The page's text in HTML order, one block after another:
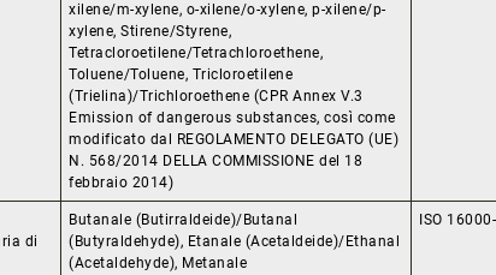
xilene/m-xylene, o-xilene/o-xylene, p-xilene/p-
xylene, Stirene/Styrene,
Tetracloroetilene/Tetrachloroethene,
Toluene/Toluene, Tricloroetilene
(Trielina)/Trichloroethene (CPR Annex V.3
Emission of dangerous substances, così come
modificato dal REGOLAMENTO DELEGATO (UE)
N. 568/2014 DELLA COMMISSIONE del 18
febbraio 2014)
di
Butanale (Butirraldeide)/Butanal
(Butyraldehyde), Etanale (Acetaldeide)/Ethanal
(Acetaldehyde), Metanale
ISO